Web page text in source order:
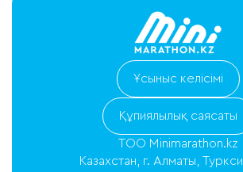
Ұсыныс келісімі
Құпиялылық саясаты
ТОО Minimarathon.kz
Казахстан, г. Алматы,